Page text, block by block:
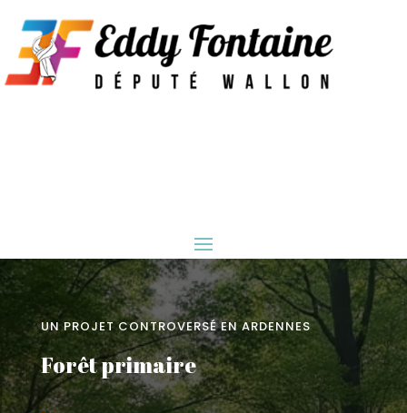
UN PROJET CONTROVERSÉ EN ARDENNES
Forêt primaire